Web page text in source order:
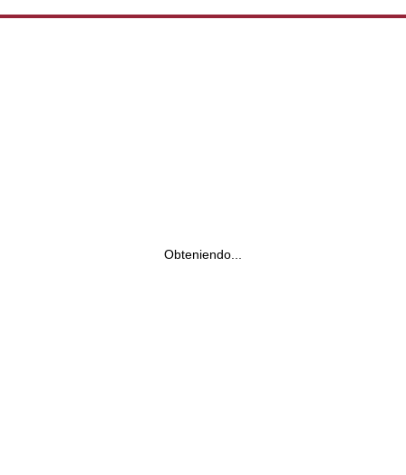
Obteniendo...